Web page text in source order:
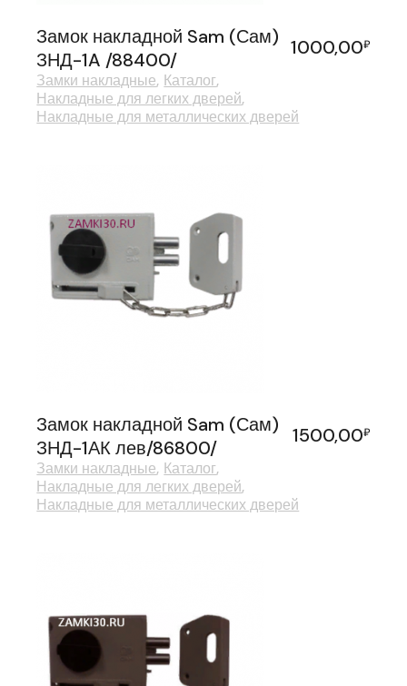
Замок накладной Sam (Сам)
ЗНД-1A /88400/
1000,00₽
Замки накладные Каталог
Накладные для легких дверей
Накладные для металлических дверей
Замок накладной Sam (Сам)
ЗНД-1АК лев/86800/
1500,00₽
Замки накладные Каталог
Накладные для легких дверей
Накладные для металлических дверей